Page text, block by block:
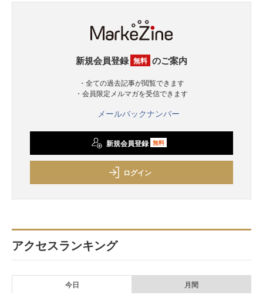
新規会員登録 無料 のご案内
・全ての過去記事が閲覧できます
・会員限定メルマガを受信できます
メールバックナンバー
新規会員登録 無料
ログイン
アクセスランキング
今日 月間